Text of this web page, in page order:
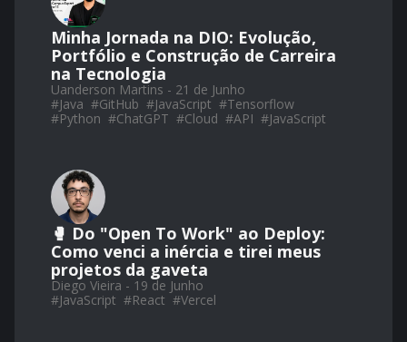
Minha Jornada na DIO: Evolução,
Portfólio e Construção de Carreira
na Tecnologia
Uanderson Martins - 21 de Junho
#Java #GitHub #JavaScript #Tensorflow
#Python #ChatGPT #Cloud #API #JavaScript
🥊 Do "Open To Work" ao Deploy:
Como venci a inércia e tirei meus
projetos da gaveta
Diego Vieira - 19 de Junho
#JavaScript #React #Vercel